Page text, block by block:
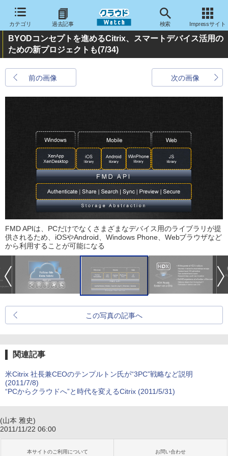
カテゴリ 過去記事 検索 Impressサイト
BYODコンセプトを進めるCitrix、スマートデバイス活用の
ための新プロジェクトも(7/34)
前の画像 次の画像
FMD APIは、PCだけでなくさまざまなデバイス用のライブラリが提
供されるため、iOSやAndroid、Windows Phone、Webブラウザなど
から利用することが可能になる
この写真の記事へ
関連記事
米Citrix 社長兼CEOのテンプルトン氏が“3PC”戦略など説明
(2011/7/8)
“PCからクラウドへ”と時代を変えるCitrix (2011/5/31)
(山本 雅史)
2011/11/22 06:00
本サイトのご利用について お問い合わせ